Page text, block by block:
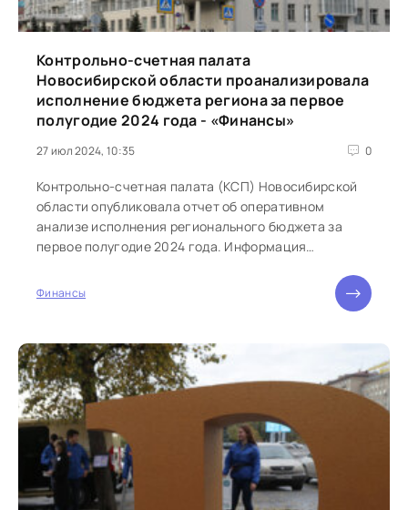
Контрольно-счетная палата
Новосибирской области проанализировала
исполнение бюджета региона за первое
полугодие 2024 года - «Финансы»
27 июл 2024, 10:35 0
Контрольно-счетная палата (КСП) Новосибирской
области опубликовала отчет об оперативном
анализе исполнения регионального бюджета за
первое полугодие 2024 года. Информация
Финансы